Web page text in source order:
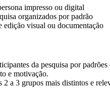
impresso ou digital
organizados por padrão
edição visual ou documentação
da pesquisa por padrões
e motivação.
2 a 3 grupos mais distintos e